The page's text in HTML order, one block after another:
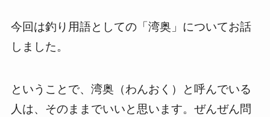
今回は釣り用語としての「湾奥」についてお話
しました。
ということで、湾奥（わんおく）と呼んでいる
人は、そのままでいいと思います。ぜんぜん問